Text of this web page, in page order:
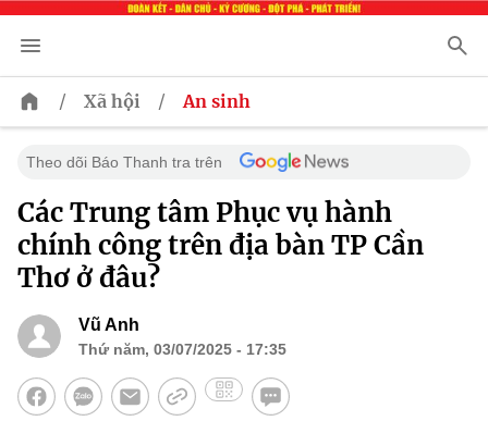
/ Xã hội / An sinh
Theo dõi Báo Thanh tra trên
Các Trung tâm Phục vụ hành
chính công trên địa bàn TP Cần
Thơ ở đâu?
Vũ Anh
Thứ năm, 03/07/2025 - 17:35